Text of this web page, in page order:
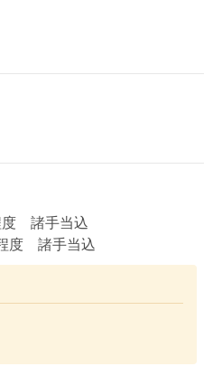
度 諸手当込
度 諸手当込